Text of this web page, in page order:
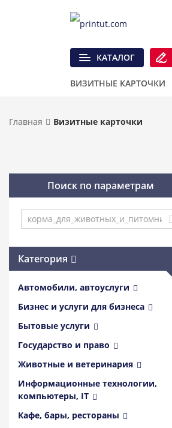
КАТАЛОГ
ВИЗИТНЫЕ КАРТОЧКИ
Главная Визитные карточки
Поиск по параметрам
Категория
Автомобили, автоуслуги
Бизнес и услуги для бизнеса
Бытовые услуги
Государство и право
Животные и ветеринария
Информационные технологии,
компьютеры, IT
Кафе, бары, рестораны